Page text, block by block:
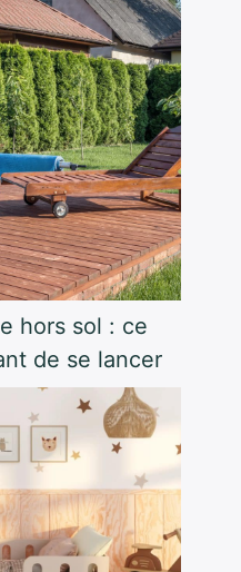
hors sol : ce
de se lancer